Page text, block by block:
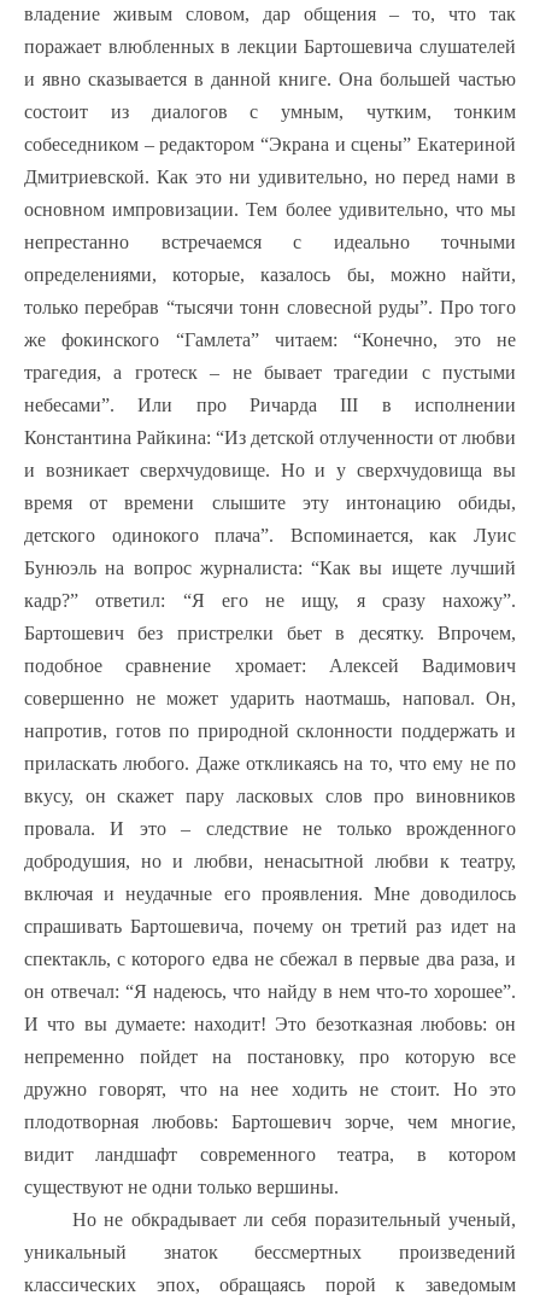
владение живым словом, дар общения – то, что так
поражает влюбленных в лекции Бартошевича слушателей
и явно сказывается в данной книге. Она большей частью
состоит из диалогов с умным, чутким, тонким
собеседником – редактором “Экрана и сцены” Екатериной
Дмитриевской. Как это ни удивительно, но перед нами в
основном импровизации. Тем более удивительно, что мы
непрестанно встречаемся с идеально точными
определениями, которые, казалось бы, можно найти,
только перебрав “тысячи тонн словесной руды”. Про того
же фокинского “Гамлета” читаем: “Конечно, это не
трагедия, а гротеск – не бывает трагедии с пустыми
небесами”. Или про Ричарда III в исполнении
Константина Райкина: “Из детской отлученности от любви
и возникает сверхчудовище. Но и у сверхчудовища вы
время от времени слышите эту интонацию обиды,
детского одинокого плача”. Вспоминается, как Луис
Бунюэль на вопрос журналиста: “Как вы ищете лучший
кадр?” ответил: “Я его не ищу, я сразу нахожу”.
Бартошевич без пристрелки бьет в десятку. Впрочем,
подобное сравнение хромает: Алексей Вадимович
совершенно не может ударить наотмашь, наповал. Он,
напротив, готов по природной склонности поддержать и
приласкать любого. Даже откликаясь на то, что ему не по
вкусу, он скажет пару ласковых слов про виновников
провала. И это – следствие не только врожденного
добродушия, но и любви, ненасытной любви к театру,
включая и неудачные его проявления. Мне доводилось
спрашивать Бартошевича, почему он третий раз идет на
спектакль, с которого едва не сбежал в первые два раза, и
он отвечал: “Я надеюсь, что найду в нем что-то хорошее”.
И что вы думаете: находит! Это безотказная любовь: он
непременно пойдет на постановку, про которую все
дружно говорят, что на нее ходить не стоит. Но это
плодотворная любовь: Бартошевич зорче, чем многие,
видит ландшафт современного театра, в котором
существуют не одни только вершины.
Но не обкрадывает ли себя поразительный ученый,
уникальный знаток бессмертных произведений
классических эпох, обращаясь порой к заведомым